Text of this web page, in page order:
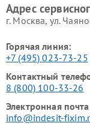
Адрес
г. Москва, ул.
Горячая линия:
+7 (495) 023-73-25
Контактный
8 (800) 100-33-26
Электронная
info@indesit-